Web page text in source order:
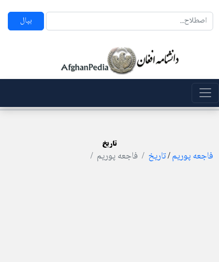
بپال
تاریخ
فاجعه پوریم/تاریخ فاجعه پوریم